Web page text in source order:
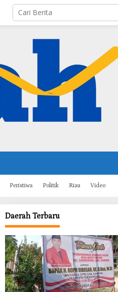
Peristiwa Politik Riau Video
Daerah Terbaru